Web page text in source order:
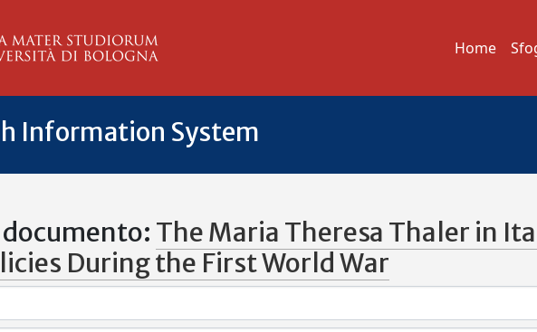
Home
Information System
documento: The Maria Theresa Thaler in
During the First World War